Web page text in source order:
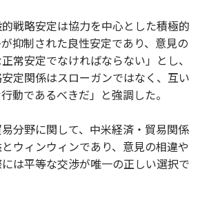
戦略安定は協力を中心とした積極的
抑制された良性安定であり、意見の
常安定でなければならない」とし、
安定関係はスローガンではなく、互い
動であるべきだ」と強調した。
分野に関して、中米経済・貿易関係
ウィンウィンであり、意見の相違や
は平等な交渉が唯一の正しい選択で